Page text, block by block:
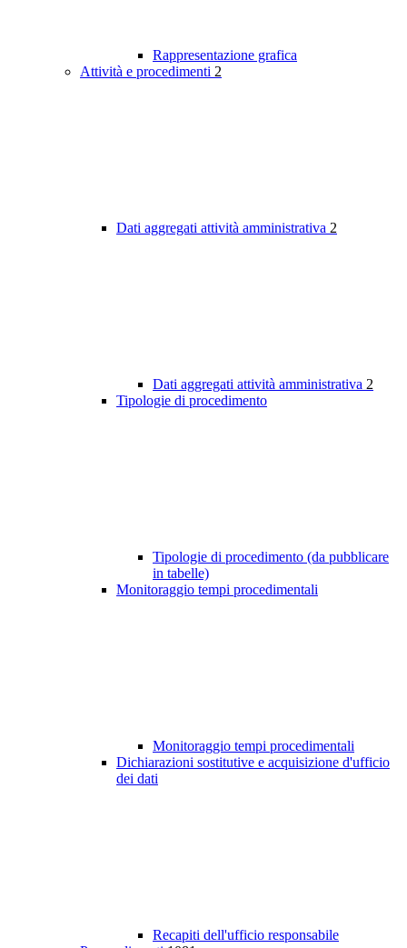
Rappresentazione grafica
Attività e procedimenti 2
Dati aggregati attività amministrativa 2
Dati aggregati attività amministrativa 2
Tipologie di procedimento
Tipologie di procedimento (da pubblicare
in tabelle)
Monitoraggio tempi procedimentali
Monitoraggio tempi procedimentali
Dichiarazioni sostitutive e acquisizione d'ufficio
dei dati
Recapiti dell'ufficio responsabile